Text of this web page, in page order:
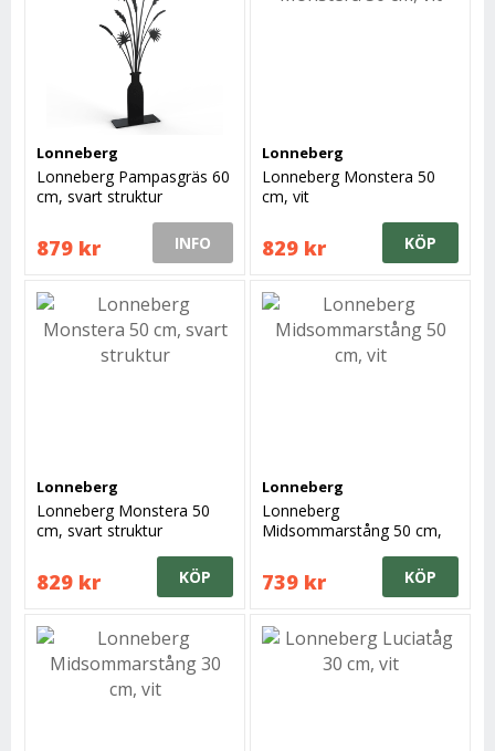
Lonneberg
Lonneberg Pampasgräs 60
cm, svart struktur
879 kr INFO
Lonneberg
Lonneberg Monstera 50
cm, vit
829 kr KÖP
Lonneberg
Lonneberg Monstera 50
cm, svart struktur
829 kr KÖP
Lonneberg
Lonneberg
Midsommarstång 50 cm,
739 kr KÖP